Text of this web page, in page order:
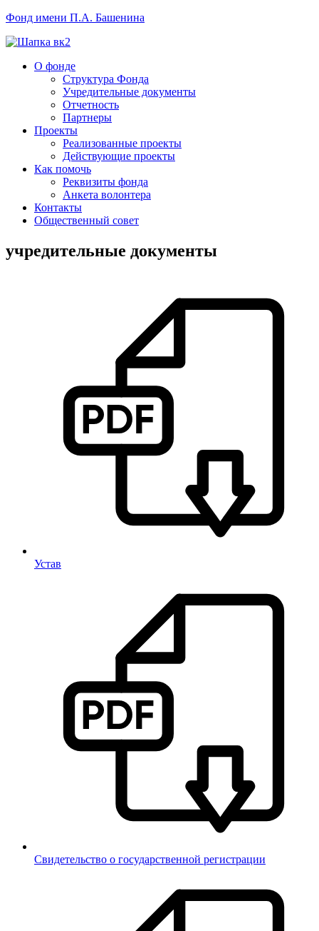
Фонд имени П.А. Башенина
О фонде
Структура Фонда
Учредительные документы
Отчетность
Партнеры
Проекты
Реализованные проекты
Действующие проекты
Как помочь
Реквизиты фонда
Анкета волонтера
Контакты
Общественный совет
учредительные документы
Устав
Свидетельство о государственной регистрации